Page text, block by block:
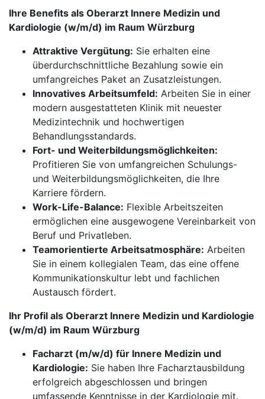
Ihre Benefits als Oberarzt Innere Medizin und
Kardiologie (w/m/d) im Raum Würzburg
Attraktive Vergütung: Sie erhalten eine
überdurchschnittliche Bezahlung sowie ein
umfangreiches Paket an Zusatzleistungen.
Innovatives Arbeitsumfeld: Arbeiten Sie in einer
modern ausgestatteten Klinik mit neuester
Medizintechnik und hochwertigen
Behandlungsstandards.
Fort- und Weiterbildungsmöglichkeiten:
Profitieren Sie von umfangreichen Schulungs-
und Weiterbildungsmöglichkeiten, die Ihre
Karriere fördern.
Work-Life-Balance: Flexible Arbeitszeiten
ermöglichen eine ausgewogene Vereinbarkeit von
Beruf und Privatleben.
Teamorientierte Arbeitsatmosphäre: Arbeiten
Sie in einem kollegialen Team, das eine offene
Kommunikationskultur lebt und fachlichen
Austausch fördert.
Ihr Profil als Oberarzt Innere Medizin und Kardiologie
(w/m/d) im Raum Würzburg
Facharzt (m/w/d) für Innere Medizin und
Kardiologie: Sie haben Ihre Facharztausbildung
erfolgreich abgeschlossen und bringen
umfassende Kenntnisse in der Kardiologie mit.